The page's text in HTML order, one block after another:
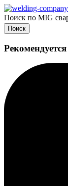
Поиск по MIG
Поиск